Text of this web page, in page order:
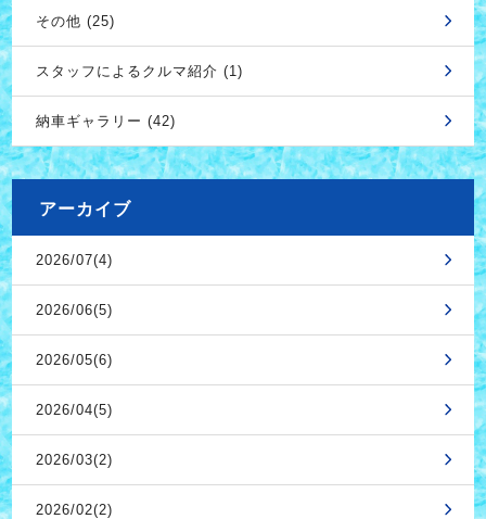
その他 (25)
スタッフによるクルマ紹介 (1)
納車ギャラリー (42)
アーカイブ
2026/07(4)
2026/06(5)
2026/05(6)
2026/04(5)
2026/03(2)
2026/02(2)